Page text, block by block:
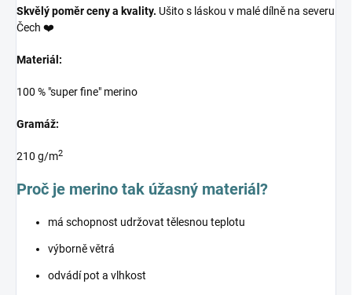
Skvělý poměr ceny a kvality. Ušito s láskou v malé dílně na severu
Čech ❤️
Materiál:
100 % "super fine" merino
Gramáž:
210 g/m2
Proč je merino tak úžasný materiál?
má schopnost udržovat tělesnou teplotu
výborně větrá
odvádí pot a vlhkost